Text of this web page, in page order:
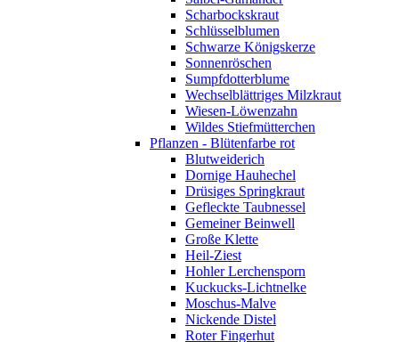
Scharbockskraut
Schlüsselblumen
Schwarze Königskerze
Sonnenröschen
Sumpfdotterblume
Wechselblättriges Milzkraut
Wiesen-Löwenzahn
Wildes Stiefmütterchen
Pflanzen - Blütenfarbe rot
Blutweiderich
Dornige Hauhechel
Drüsiges Springkraut
Gefleckte Taubnessel
Gemeiner Beinwell
Große Klette
Heil-Ziest
Hohler Lerchensporn
Kuckucks-Lichtnelke
Moschus-Malve
Nickende Distel
Roter Fingerhut